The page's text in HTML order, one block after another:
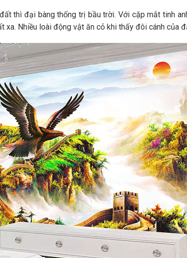
thì đại bàng thống trị bầu trời. Với cặp mắt tinh
xa. Nhiều loài động vật ăn cỏ khi thấy đôi cánh của